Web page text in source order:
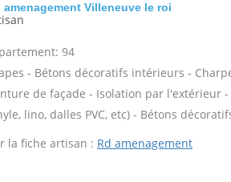
amenagement Villeneuve le roi
94
- Bétons décoratifs intérieurs -
de façade - Isolation par l'extérieur
lino, dalles PVC, etc) - Bétons
la fiche artisan : Rd amenagement